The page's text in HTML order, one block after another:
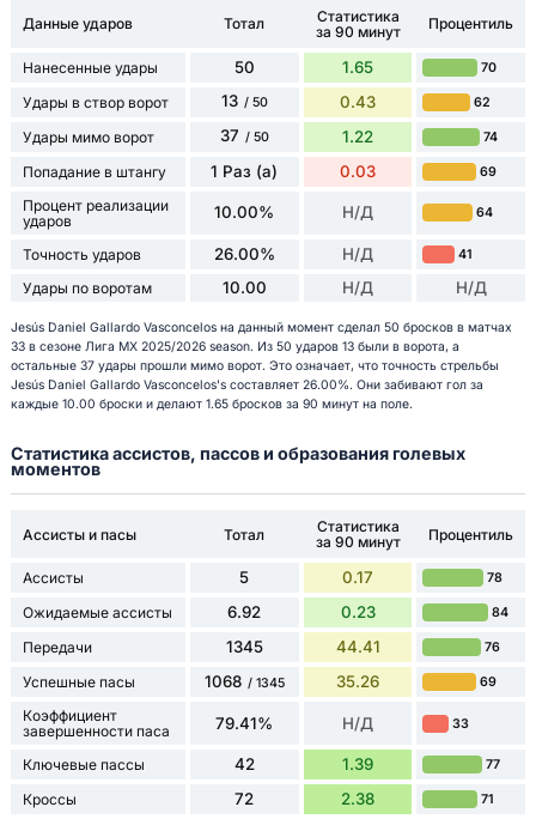
Данные ударов Тотал
Статистика
за 90 минут
Процентиль
Нанесенные удары 50 1.65 70
Удары в створ ворот 13 / 50 0.43 62
Удары мимо ворот 37 / 50 1.22 74
Попадание в штангу 1 Раз (а) 0.03 69
Процент реализации
ударов
10.00% Н/Д 64
Точность ударов 26.00% Н/Д 41
Удары по воротам 10.00 Н/Д Н/Д
Jesús Daniel Gallardo Vasconcelos на данный момент сделал 50 бросков в матчах
33 в сезоне Лига МХ 2025/2026 season. Из 50 ударов 13 были в ворота, а
остальные 37 удары прошли мимо ворот. Это означает, что точность стрельбы
Jesús Daniel Gallardo Vasconcelos's составляет 26.00%. Они забивают гол за
каждые 10.00 броски и делают 1.65 бросков за 90 минут на поле.
Статистика ассистов, пассов и образования голевых
моментов
Ассисты и пасы Тотал
Статистика
за 90 минут
Процентиль
Ассисты 5 0.17 78
Ожидаемые ассисты 6.92 0.23 84
Передачи 1345 44.41 76
Успешные пасы 1068 / 1345 35.26 69
Коэффициент
завершенности паса
79.41% Н/Д 33
Ключевые пассы 42 1.39 77
Кроссы 72 2.38 71